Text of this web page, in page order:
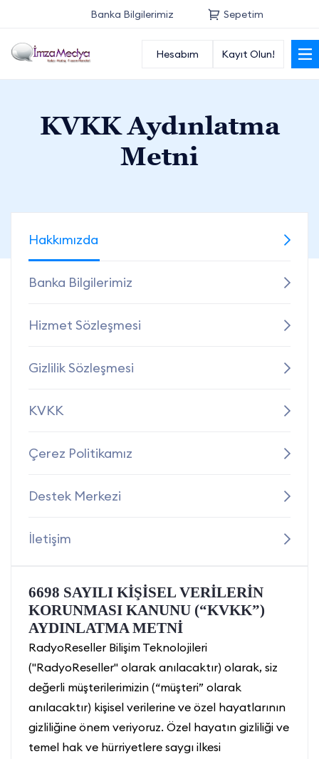
Banka Bilgilerimiz Sepetim
Anasayfa
Hosting
Radyo Tasarım
Hesabım Kayıt Olun!
KVKK Aydınlatma
Metni
Hakkımızda
Banka Bilgilerimiz
Hizmet Sözleşmesi
Gizlilik Sözleşmesi
KVKK
Çerez Politikamız
Destek Merkezi
İletişim
6698 SAYILI KİŞİSEL VERİLERİN
KORUNMASI KANUNU (“KVKK”)
AYDINLATMA METNİ
RadyoReseller Bilişim Teknolojileri
("RadyoReseller" olarak anılacaktır) olarak, siz
değerli müşterilerimizin (“müşteri” olarak
anılacaktır) kişisel verilerine ve özel hayatlarının
gizliliğine önem veriyoruz. Özel hayatın gizliliği ve
temel hak ve hürriyetlere saygı ilkesi